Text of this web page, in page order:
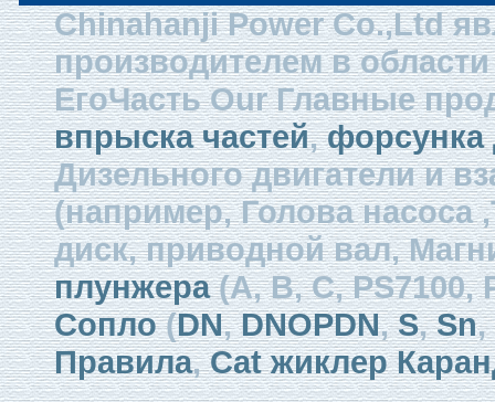
Chinahanji Power Co.,Ltd
производителем в
ЕгоЧасть Our Главные
впрыска частей,
Дизельного двигатели и
(например, Голова
диск, приводной вал,
плунжера(А, В, С, PS7100,
Сопло(DN,DNOPDN,S,Sn,
Правила,Cat жиклер